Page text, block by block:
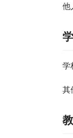
他
学
其